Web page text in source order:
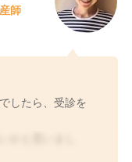
師
したら、受診を